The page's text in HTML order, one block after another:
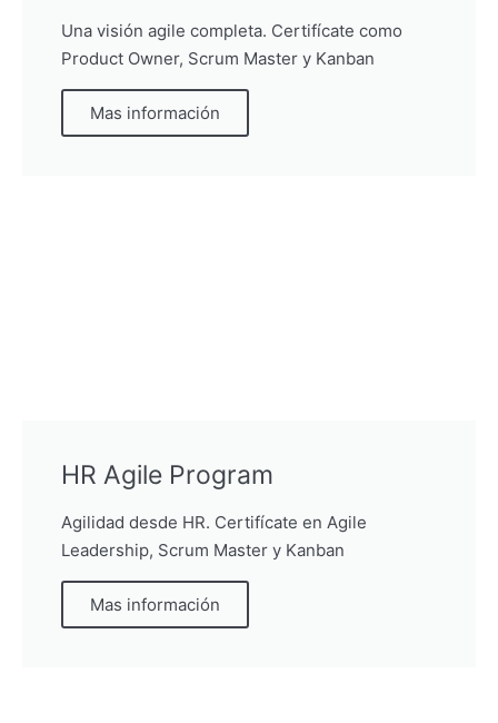
Una visión agile completa. Certifícate como
Product Owner, Scrum Master y Kanban
Mas información
HR Agile Program
Agilidad desde HR. Certifícate en Agile
Leadership, Scrum Master y Kanban
Mas información